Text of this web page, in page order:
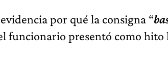
por qué la consigna “
funcionario presentó como